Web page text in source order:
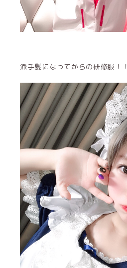
派手髪になってからの研修服！！